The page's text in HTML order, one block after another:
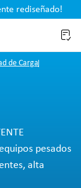
rediseñado!
de Carga
pesados
alta